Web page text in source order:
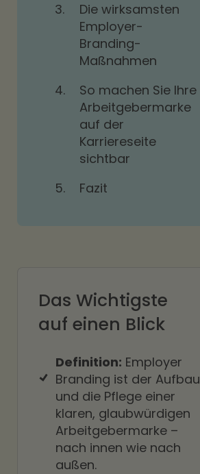
3.
Die wirksamsten
Employer-
Branding-
Maßnahmen
4.
So machen Sie Ihre
Arbeitgebermarke
auf der
Karriereseite
sichtbar
5.
Fazit
Das Wichtigste
auf einen Blick
Definition: Employer
Branding ist der Aufbau
und die Pflege einer
klaren, glaubwürdigen
Arbeitgebermarke –
nach innen wie nach
außen.